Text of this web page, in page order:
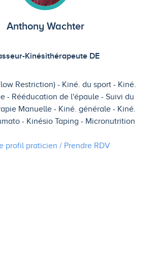
Anthony Wachter
Kinésithérapeute DE
Restriction) Kiné. du sport
Kiné.
Rééducation de l'épaule
Suivi du
Manuelle Kiné. générale
Kiné.
Kinésio Taping Micronutrition
profil praticien / Prendre RDV